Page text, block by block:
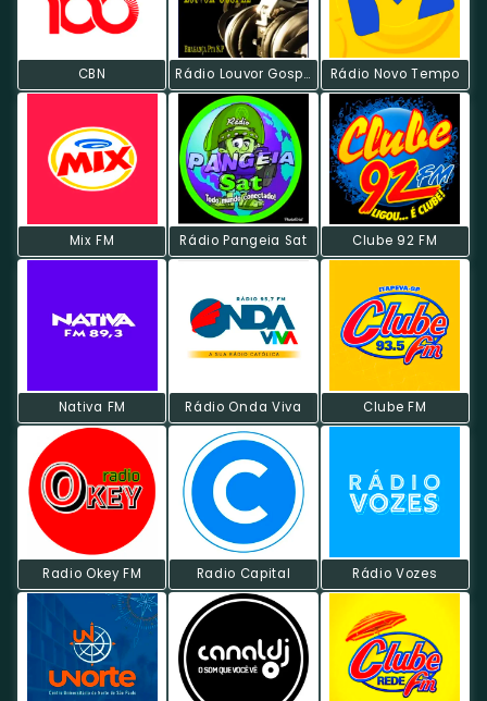
CBN Rádio Louvor Gospel Rádio Novo Tempo
Mix FM Rádio Pangeia Sat Clube 92 FM
Nativa FM Rádio Onda Viva Clube FM
Radio Okey FM Radio Capital Rádio Vozes